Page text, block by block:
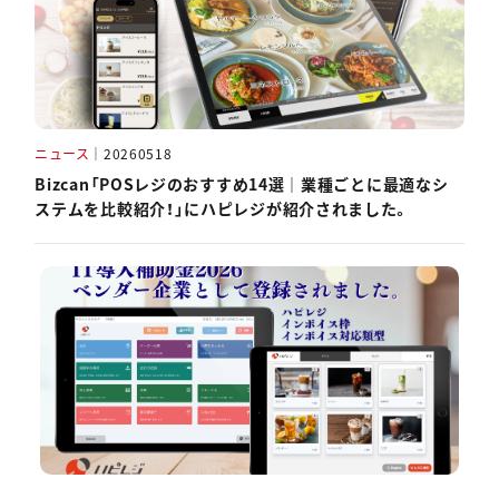
ニュース ｜ 20260518
Bizcan「POSレジのおすすめ14選｜業種ごとに最適なシ
ステムを比較紹介！」にハピレジが紹介されました。